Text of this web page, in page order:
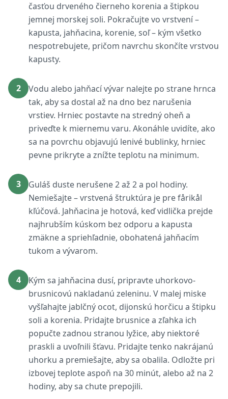
časťou drveného čierneho korenia a štipkou
jemnej morskej soli. Pokračujte vo vrstvení –
kapusta, jahňacina, korenie, soľ – kým všetko
nespotrebujete, pričom navrchu skončíte vrstvou
kapusty.
2
Vodu alebo jahňací vývar nalejte po strane hrnca
tak, aby sa dostal až na dno bez narušenia
vrstiev. Hrniec postavte na stredný oheň a
priveďte k miernemu varu. Akonáhle uvidíte, ako
sa na povrchu objavujú lenivé bublinky, hrniec
pevne prikryte a znížte teplotu na minimum.
3
Guláš duste nerušene 2 až 2 a pol hodiny.
Nemiešajte – vrstvená štruktúra je pre fårikål
kľúčová. Jahňacina je hotová, keď vidlička prejde
najhrubším kúskom bez odporu a kapusta
zmäkne a spriehľadnie, obohatená jahňacím
tukom a vývarom.
4
Kým sa jahňacina dusí, pripravte uhorkovo-
brusnicovú nakladanú zeleninu. V malej miske
vyšľahajte jablčný ocot, dijonskú horčicu a štipku
soli a korenia. Pridajte brusnice a zľahka ich
popučte zadnou stranou lyžice, aby niektoré
praskli a uvoľnili šťavu. Pridajte tenko nakrájanú
uhorku a premiešajte, aby sa obalila. Odložte pri
izbovej teplote aspoň na 30 minút, alebo až na 2
hodiny, aby sa chute prepojili.